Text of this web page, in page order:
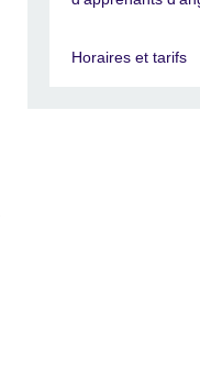
Horaires et tarifs